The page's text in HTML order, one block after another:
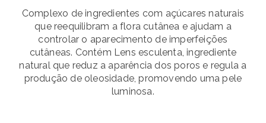
Complexo de ingredientes com açúcares naturais
que reequilibram a flora cutânea e ajudam a
controlar o aparecimento de imperfeições
cutâneas. Contém Lens esculenta, ingrediente
natural que reduz a aparência dos poros e regula a
produção de oleosidade, promovendo uma pele
luminosa.